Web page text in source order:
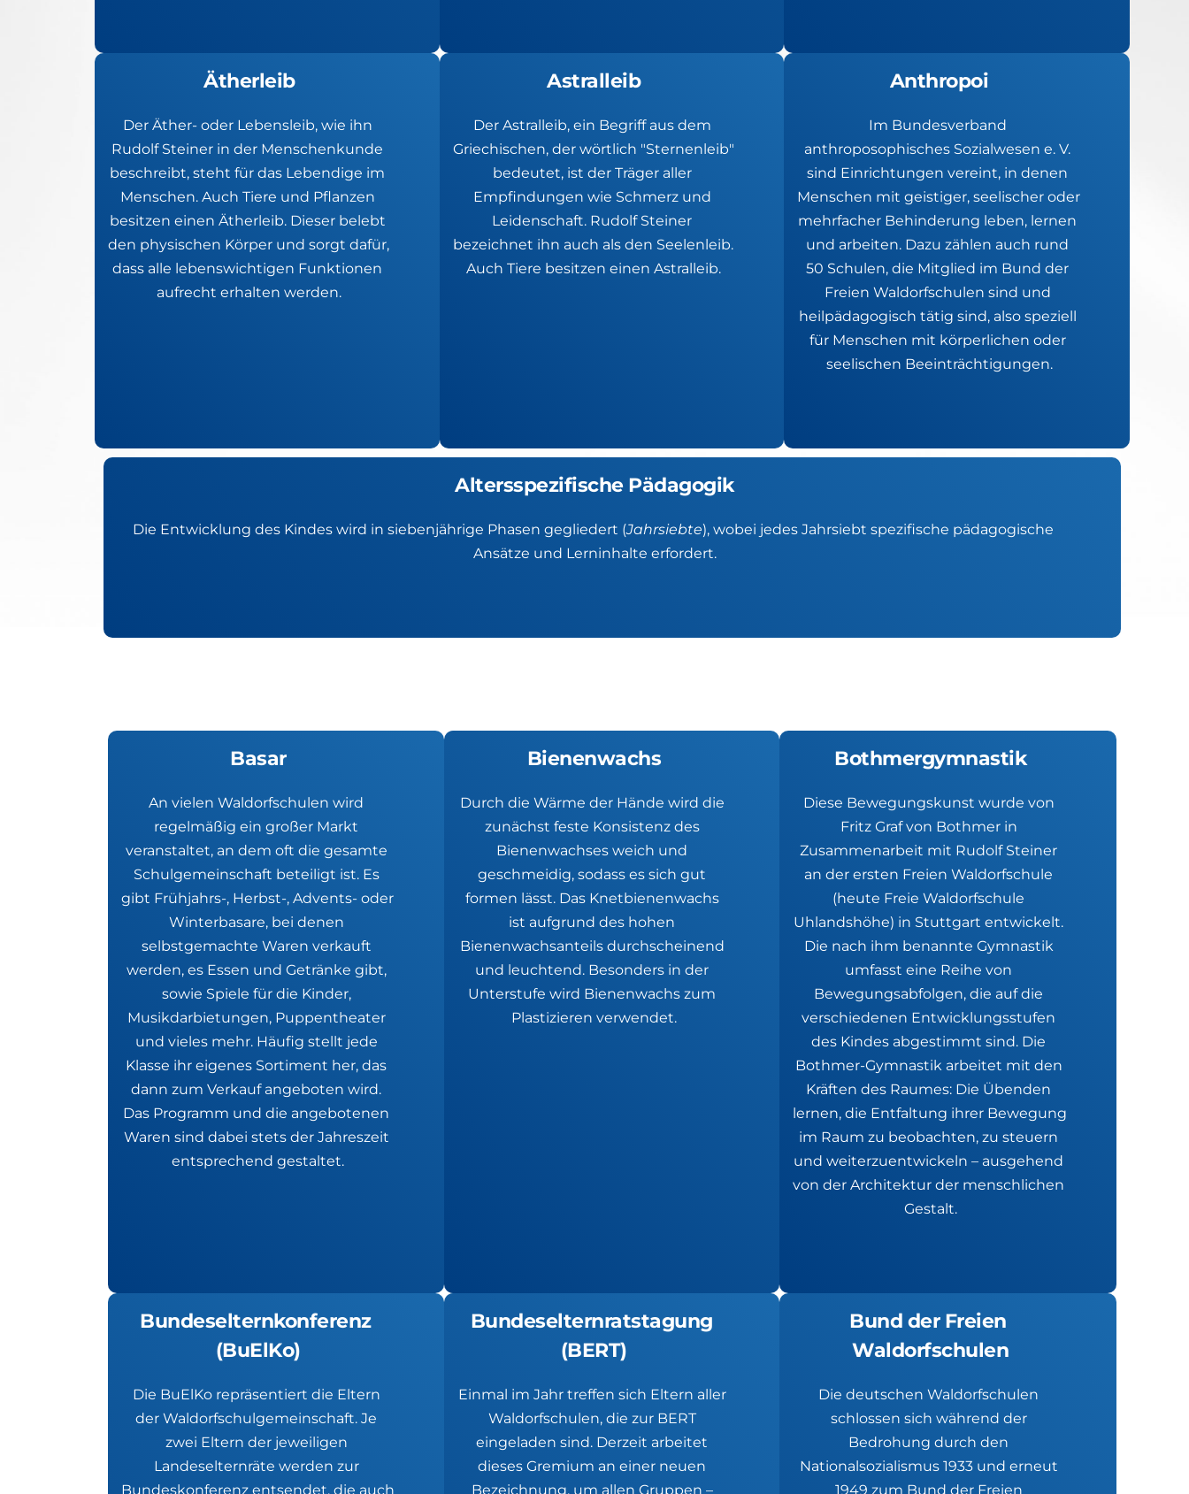
Ätherleib
Der Äther- oder Lebensleib, wie ihn
Rudolf Steiner in der Menschenkunde
beschreibt, steht für das Lebendige im
Menschen. Auch Tiere und Pflanzen
besitzen einen Ätherleib. Dieser belebt
den physischen Körper und sorgt dafür,
dass alle lebenswichtigen Funktionen
aufrecht erhalten werden.
Astralleib
Der Astralleib, ein Begriff aus dem
Griechischen, der wörtlich "Sternenleib"
bedeutet, ist der Träger aller
Empfindungen wie Schmerz und
Leidenschaft. Rudolf Steiner
bezeichnet ihn auch als den Seelenleib.
Auch Tiere besitzen einen Astralleib.
Anthropoi
Im Bundesverband
anthroposophisches Sozialwesen e. V.
sind Einrichtungen vereint, in denen
Menschen mit geistiger, seelischer oder
mehrfacher Behinderung leben, lernen
und arbeiten. Dazu zählen auch rund
50 Schulen, die Mitglied im Bund der
Freien Waldorfschulen sind und
heilpädagogisch tätig sind, also speziell
für Menschen mit körperlichen oder
seelischen Beeinträchtigungen.
Altersspezifische Pädagogik
Die Entwicklung des Kindes wird in siebenjährige Phasen gegliedert (Jahrsiebte), wobei jedes Jahrsiebt spezifische pädagogische
Ansätze und Lerninhalte erfordert.
Basar
An vielen Waldorfschulen wird
regelmäßig ein großer Markt
veranstaltet, an dem oft die gesamte
Schulgemeinschaft beteiligt ist. Es
gibt Frühjahrs-, Herbst-, Advents- oder
Winterbasare, bei denen
selbstgemachte Waren verkauft
werden, es Essen und Getränke gibt,
sowie Spiele für die Kinder,
Musikdarbietungen, Puppentheater
und vieles mehr. Häufig stellt jede
Klasse ihr eigenes Sortiment her, das
dann zum Verkauf angeboten wird.
Das Programm und die angebotenen
Waren sind dabei stets der Jahreszeit
entsprechend gestaltet.
Bienenwachs
Durch die Wärme der Hände wird die
zunächst feste Konsistenz des
Bienenwachses weich und
geschmeidig, sodass es sich gut
formen lässt. Das Knetbienenwachs
ist aufgrund des hohen
Bienenwachsanteils durchscheinend
und leuchtend. Besonders in der
Unterstufe wird Bienenwachs zum
Plastizieren verwendet.
Bothmergymnastik
Diese Bewegungskunst wurde von
Fritz Graf von Bothmer in
Zusammenarbeit mit Rudolf Steiner
an der ersten Freien Waldorfschule
(heute Freie Waldorfschule
Uhlandshöhe) in Stuttgart entwickelt.
Die nach ihm benannte Gymnastik
umfasst eine Reihe von
Bewegungsabfolgen, die auf die
verschiedenen Entwicklungsstufen
des Kindes abgestimmt sind. Die
Bothmer-Gymnastik arbeitet mit den
Kräften des Raumes: Die Übenden
lernen, die Entfaltung ihrer Bewegung
im Raum zu beobachten, zu steuern
und weiterzuentwickeln – ausgehend
von der Architektur der menschlichen
Gestalt.
Bundeselternkonferenz
(BuElKo)
Die BuElKo repräsentiert die Eltern
der Waldorfschulgemeinschaft. Je
zwei Eltern der jeweiligen
Landeselternräte werden zur
Bundeskonferenz entsendet, die auch
Bundeselternratstagung
(BERT)
Einmal im Jahr treffen sich Eltern aller
Waldorfschulen, die zur BERT
eingeladen sind. Derzeit arbeitet
dieses Gremium an einer neuen
Bezeichnung, um allen Gruppen –
Bund der Freien
Waldorfschulen
Die deutschen Waldorfschulen
schlossen sich während der
Bedrohung durch den
Nationalsozialismus 1933 und erneut
1949 zum Bund der Freien